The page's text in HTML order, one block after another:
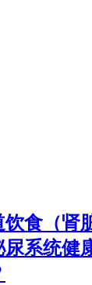
食（肾
系统健